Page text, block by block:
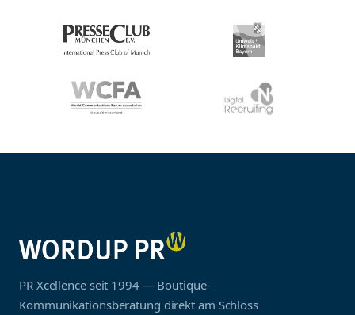
PR Xcellence seit 1994 — Boutique-
Kommunikationsberatung direkt am Schloss